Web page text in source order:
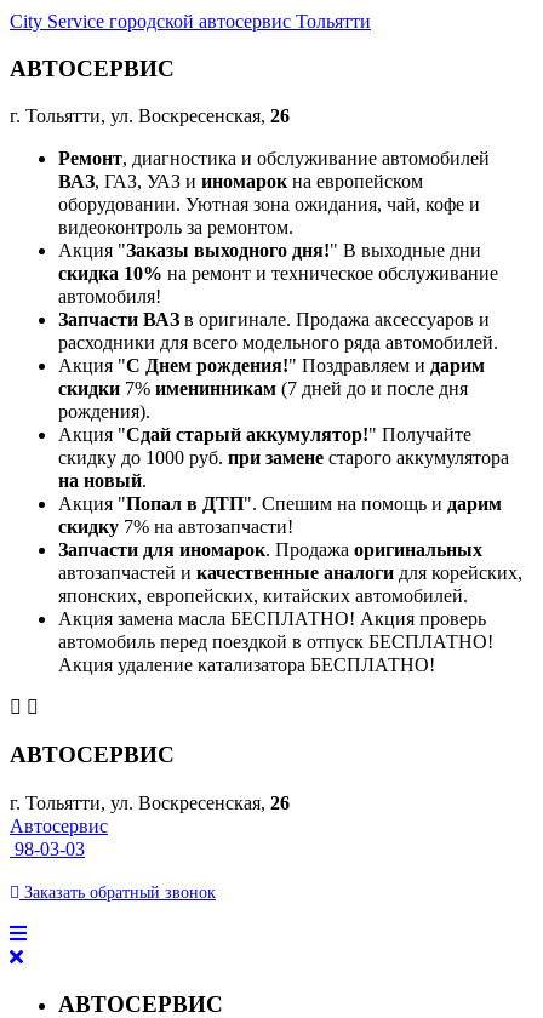
City Service городской автосервис Тольятти
АВТОСЕРВИС
г. Тольятти, ул. Воскресенская, 26
Ремонт, диагностика и обслуживание автомобилей
ВАЗ, ГАЗ, УАЗ и иномарокна европейском
оборудовании. Уютная зона ожидания, чай, кофе и
видеоконтроль за ремонтом.
Акция "Заказы выходного дня!" В выходные дни
скидка 10% на ремонт и техническое обслуживание
автомобиля!
Запчасти ВАЗ в оригинале. Продажа аксессуаров и
расходники для всего модельного ряда автомобилей.
Акция "С Днем рождения!" Поздравляем и дарим
скидки 7% именинникам (7 дней до и после дня
рождения).
Акция "Сдай старый аккумулятор!" Получайте
скидку до 1000 руб. при замене старого аккумулятора
на новый.
Акция "Попал в ДТП". Спешим на помощь и дарим
скидку 7% на автозапчасти!
Запчасти для иномарок. Продажа оригинальных
автозапчастей и качественные аналоги для корейских,
японских, европейских, китайских автомобилей.
Акция замена масла БЕСПЛАТНО! Акция проверь
автомобиль перед поездкой в отпуск БЕСПЛАТНО!
Акция удаление катализатора БЕСПЛАТНО!
АВТОСЕРВИС
г. Тольятти, ул. Воскресенская, 26
Автосервис
98-03-03
Заказать обратный звонок
АВТОСЕРВИС